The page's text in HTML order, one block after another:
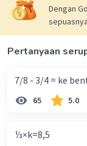
Dengan
Pertanyaan
7/8 - 3/4 = ke
65 5.0
⅓×k=8,5